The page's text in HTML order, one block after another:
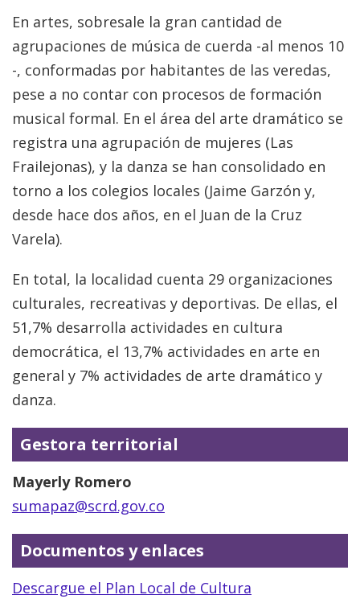
En artes, sobresale la gran cantidad de
agrupaciones de música de cuerda -al menos 10
-, conformadas por habitantes de las veredas,
pese a no contar con procesos de formación
musical formal. En el área del arte dramático se
registra una agrupación de mujeres (Las
Frailejonas), y la danza se han consolidado en
torno a los colegios locales (Jaime Garzón y,
desde hace dos años, en el Juan de la Cruz
Varela).
En total, la localidad cuenta 29 organizaciones
culturales, recreativas y deportivas. De ellas, el
51,7% desarrolla actividades en cultura
democrática, el 13,7% actividades en arte en
general y 7% actividades de arte dramático y
danza.
Gestora territorial
Mayerly Romero
sumapaz@scrd.gov.co
Documentos y enlaces
Descargue el Plan Local de Cultura